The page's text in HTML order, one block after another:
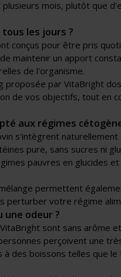
mois, plutôt que
les jours ?
conçus pour être pris
maintenir un apport
de l'organisme.
proposée par VitaBright
de vos objectifs, tout en
aux régimes
s'intègrent
pure, sans sucres ni
pauvres en glucides
permettent
perturber votre régime
une odeur ?
sont sans arôme
perçoivent une
à des boissons telles que le